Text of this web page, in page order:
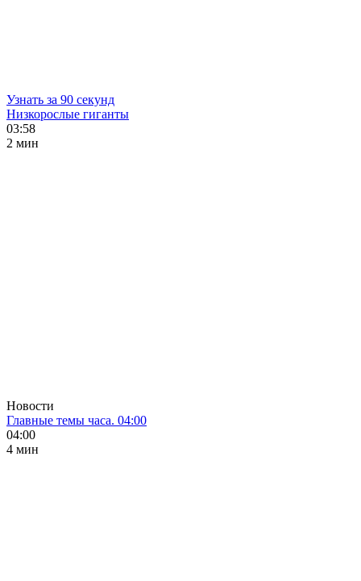
Узнать за 90 секунд
Низкорослые гиганты
03:58
2 мин
Новости
Главные темы часа. 04:00
04:00
4 мин